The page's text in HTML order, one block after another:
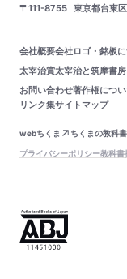
〒111-8755 東京都台東
会社概要会社ロゴ・銘板
太宰治賞太宰治と筑摩書房
お問い合わせ著作権につ
リンク集サイトマップ
webちくま
ちくまの教科書
プライバシーポリシー教科書